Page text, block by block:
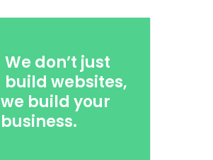
We don’t just
build websites,
we build your
business.